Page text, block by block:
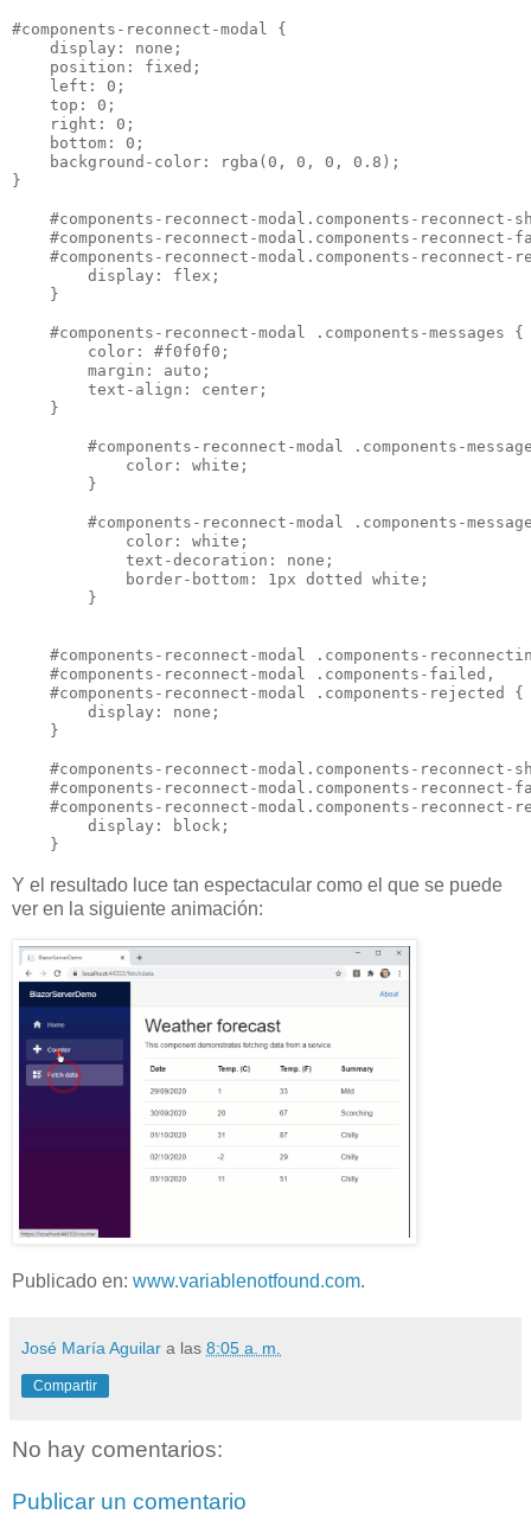
#components-reconnect-modal {
    display: none;
    position: fixed;
    left: 0;
    top: 0;
    right: 0;
    bottom: 0;
    background-color: rgba(0, 0, 0, 0.8);
}
#components-reconnect-modal.components-reconnect-
#components-reconnect-modal.components-reconnect-
#components-reconnect-modal.components-reconnect-
        display: flex;
    }
    #components-reconnect-modal .components-messages {
        color: #f0f0f0;
        margin: auto;
        text-align: center;
    }
#components-reconnect-modal .components-
            color: white;
        }
#components-reconnect-modal .components-
            color: white;
            text-decoration: none;
            border-bottom: 1px dotted white;
        }
#components-reconnect-modal .components-
    #components-reconnect-modal .components-failed,
    #components-reconnect-modal .components-rejected {
        display: none;
    }
#components-reconnect-modal.components-reconnect-
#components-reconnect-modal.components-reconnect-
#components-reconnect-modal.components-reconnect-
        display: block;
Y el resultado luce tan espectacular como el que se puede
ver en la siguiente animación:
Publicado en: www.variablenotfound.com.
José María Aguilar a las 8:05 a. m.
Compartir
No hay comentarios:
Publicar un comentario